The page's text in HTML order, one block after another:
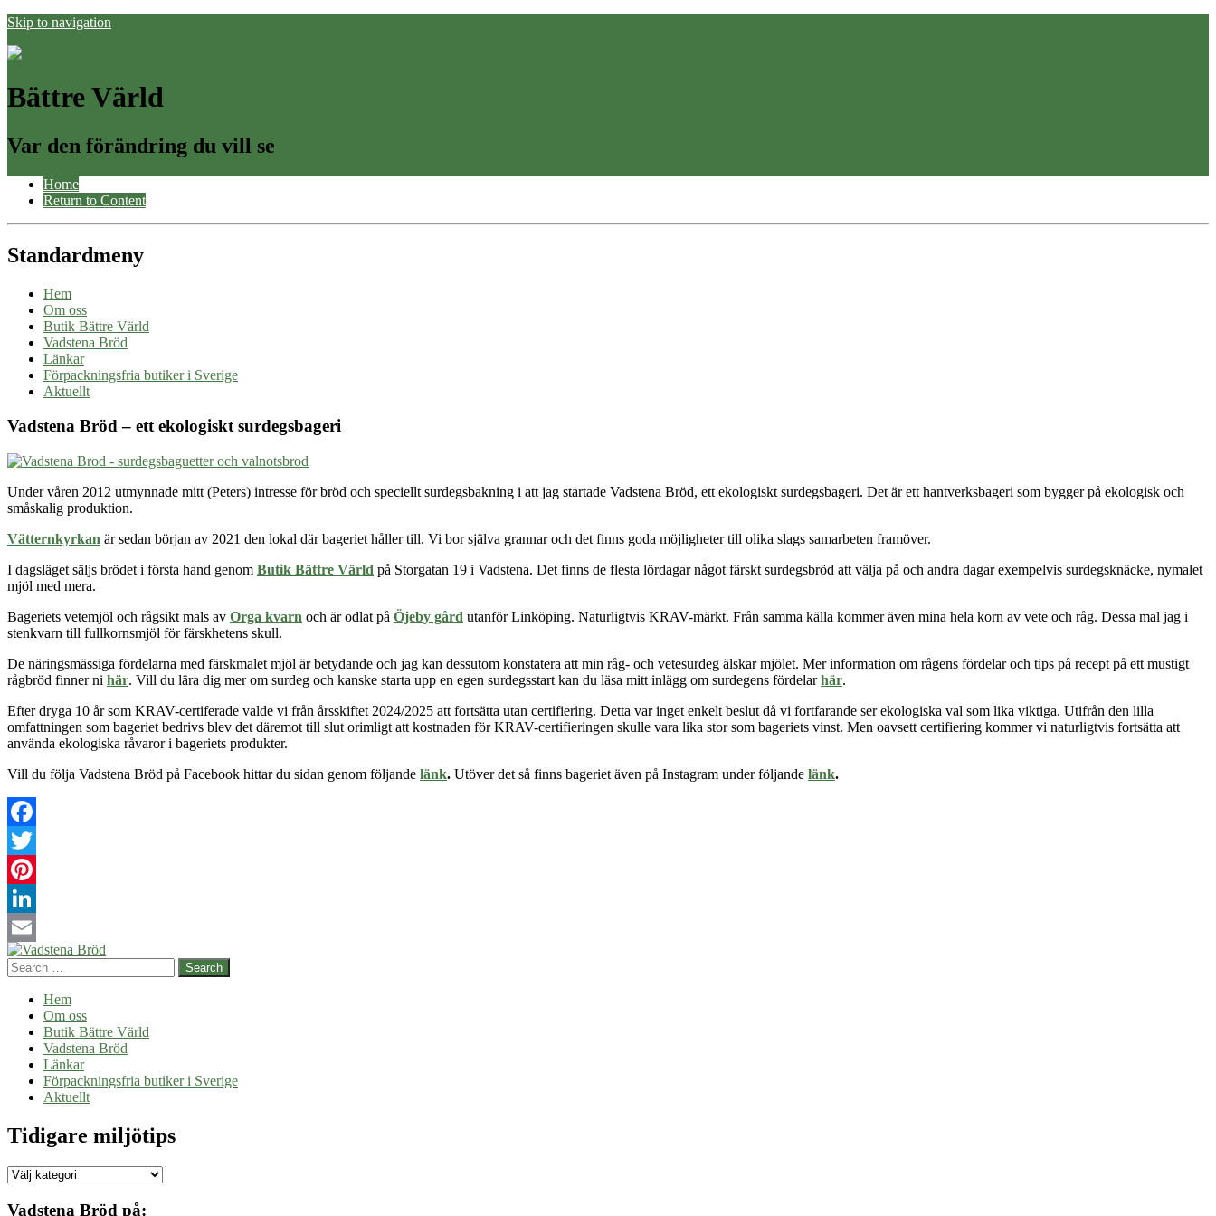
Skip to navigation
Bättre Värld
Var den förändring du vill se
Home
Return to Content
Standardmeny
Hem
Om oss
Butik Bättre Värld
Vadstena Bröd
Länkar
Förpackningsfria butiker i Sverige
Aktuellt
Vadstena Bröd – ett ekologiskt surdegsbageri
Under våren 2012 utmynnade mitt (Peters) intresse för bröd och speciellt surdegsbakning i att jag startade Vadstena Bröd, ett ekologiskt surdegsbageri. Det är ett hantverksbageri som bygger på ekologisk och
småskalig produktion.
Vätternkyrkan är sedan början av 2021 den lokal där bageriet håller till. Vi bor själva grannar och det finns goda möjligheter till olika slags samarbeten framöver.
I dagsläget säljs brödet i första hand genom Butik Bättre Värld på Storgatan 19 i Vadstena. Det finns de flesta lördagar något färskt surdegsbröd att välja på och andra dagar exempelvis surdegsknäcke, nymalet
mjöl med mera.
Bageriets vetemjöl och rågsikt mals av Orga kvarn och är odlat på Öjeby gård utanför Linköping. Naturligtvis KRAV-märkt. Från samma källa kommer även mina hela korn av vete och råg. Dessa mal jag i
stenkvarn till fullkornsmjöl för färskhetens skull.
De näringsmässiga fördelarna med färskmalet mjöl är betydande och jag kan dessutom konstatera att min råg- och vetesurdeg älskar mjölet. Mer information om rågens fördelar och tips på recept på ett mustigt
rågbröd finner ni här. Vill du lära dig mer om surdeg och kanske starta upp en egen surdegsstart kan du läsa mitt inlägg om surdegens fördelarhär.
Efter dryga 10 år som KRAV-certiferade valde vi från årsskiftet 2024/2025 att fortsätta utan certifiering. Detta var inget enkelt beslut då vi fortfarande ser ekologiska val som lika viktiga. Utifrån den lilla
omfattningen som bageriet bedrivs blev det däremot till slut orimligt att kostnaden för KRAV-certifieringen skulle vara lika stor som bageriets vinst. Men oavsett certifiering kommer vi naturligtvis fortsätta att
använda ekologiska råvaror i bageriets produkter.
Vill du följa Vadstena Bröd på Facebook hittar du sidan genom följande länk. Utöver det så finns bageriet även på Instagram under följande länk.
Facebook
Twitter
Pinterest
LinkedIn
Email
Post
navigation
Search
Hem
Om oss
Butik Bättre Värld
Vadstena Bröd
Länkar
Förpackningsfria butiker i Sverige
Aktuellt
Tidigare miljötips
Tidigare
Vadstena Bröd på: